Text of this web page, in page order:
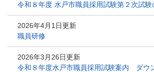
令和８年度 水戸市職員採用試験第２次試験
2026年4月1日更新
職員研修
2026年3月26日更新
令和８年度水戸市職員採用試験案内 ダウ